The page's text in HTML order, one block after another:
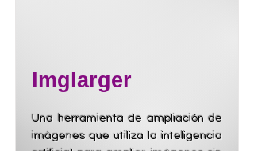
Imglarger
Una herramienta de ampliación de
imágenes que utiliza la inteligencia